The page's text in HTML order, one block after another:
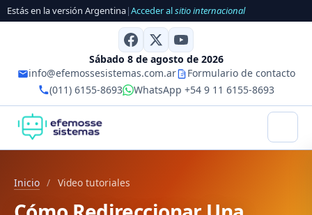
Estás en la versión Argentina|Acceder alsitio internacional
Sábado 8 de agosto de 2026
info@efemossesistemas.com.ar
Formulario de contacto
(011) 6155-8693
WhatsApp +54 9 11 6155-8693
Inicio / Video tutoriales